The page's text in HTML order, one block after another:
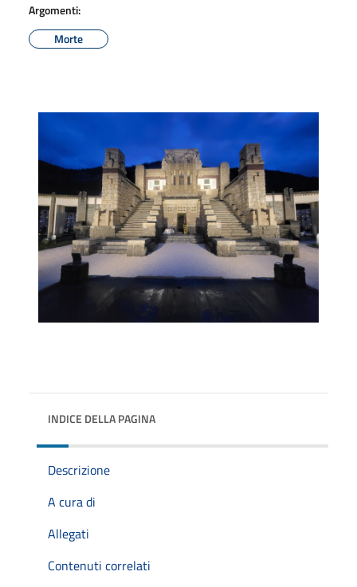
Argomenti:
Morte
INDICE DELLA PAGINA
Descrizione
A cura di
Allegati
Contenuti correlati